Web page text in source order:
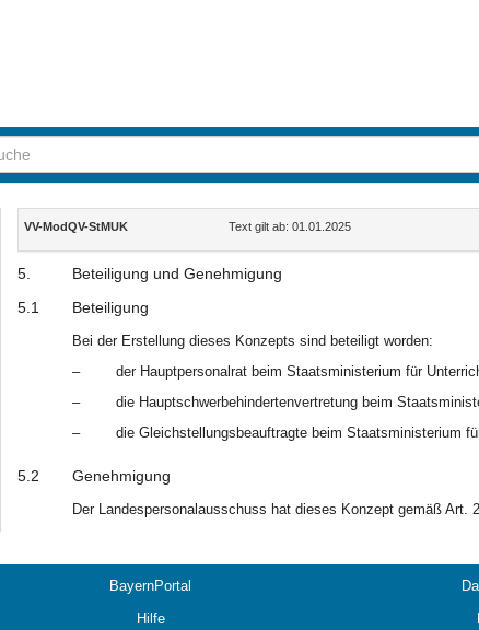
Inhalt
VV-ModQV-StMUK Text gilt ab: 01.01.2025
5.
Beteiligung und Genehmigung
5.1
Beteiligung
Bei der Erstellung dieses Konzepts sind beteiligt worden:
–
der Hauptpersonalrat beim Staatsministerium für
–
die Hauptschwerbehindertenvertretung beim
–
die Gleichstellungsbeauftragte beim Staatsministerium
5.2 Genehmigung
Der Landespersonalausschuss hat dieses Konzept gemäß Art.
BayernPortal
Hilfe